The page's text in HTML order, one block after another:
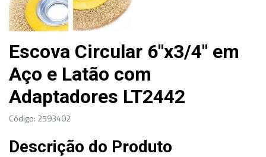
Escova Circular 6"x3/4" em
Aço e Latão com
Adaptadores LT2442
Código: 2593402
Descrição do Produto